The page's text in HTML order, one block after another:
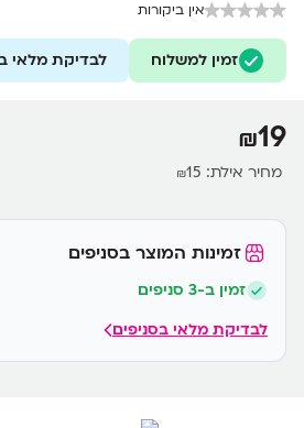
אין ביקורות
זמין למשלוח לבדיקת מלאי
₪19
מחיר אילת: ₪15
זמינות המוצר בסניפים
זמין ב-3 סניפים
לבדיקת מלאי בסניפים